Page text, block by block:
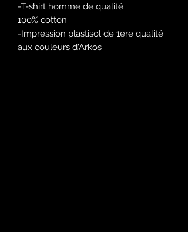
-T-shirt homme de qualité
100% cotton
-Impression plastisol de 1ere qualité
aux couleurs d'Arkos